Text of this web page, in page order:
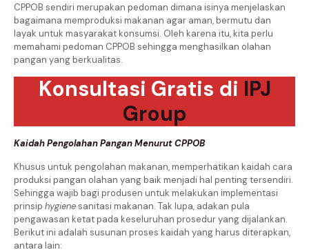
CPPOB sendiri merupakan pedoman dimana isinya menjelaskan
bagaimana memproduksi makanan agar aman, bermutu dan
layak untuk masyarakat konsumsi. Oleh karena itu, kita perlu
memahami pedoman CPPOB sehingga menghasilkan olahan
pangan yang berkualitas.
Konsultasi Gratis di IPJ
Group
Kaidah Pengolahan Pangan Menurut CPPOB
Khusus untuk pengolahan makanan, memperhatikan kaidah cara
produksi pangan olahan yang baik menjadi hal penting tersendiri.
Sehingga wajib bagi produsen untuk melakukan implementasi
prinsip hygienesanitasi makanan. Tak lupa, adakan pula
pengawasan ketat pada keseluruhan prosedur yang dijalankan.
Berikut ini adalah susunan proses kaidah yang harus diterapkan,
antara lain: